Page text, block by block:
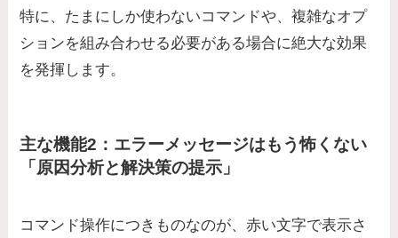
特に、たまにしか使わないコマンドや、複雑なオプ
ションを組み合わせる必要がある場合に絶大な効果
を発揮します。
主な機能2：エラーメッセージはもう怖くない
「原因分析と解決策の提示」
コマンド操作につきものなのが、赤い文字で表示さ